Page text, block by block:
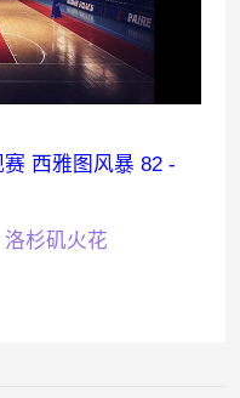
西雅图风暴 82 -
洛杉矶火花